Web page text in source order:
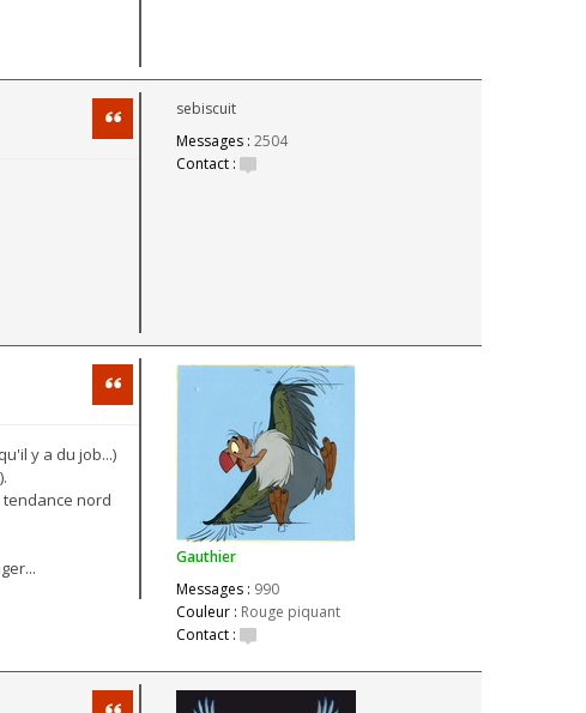
sebiscuit
Messages : 2504
Contact :
Citation
Gauthier
Messages : 990
Couleur : Rouge piquant
Contact :
Citation
y a du job...)
tendance nord
Citation